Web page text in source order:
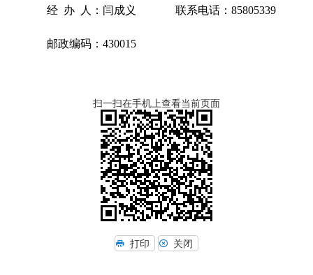
经 办 人：闫成义 联系电话：85805339
邮政编码：430015
扫一扫在手机上查看当前页面
打印 关闭